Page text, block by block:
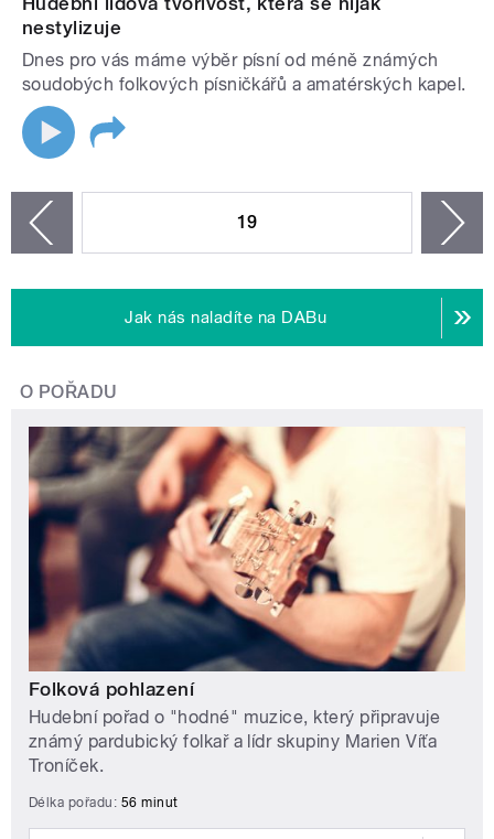
nestylizuje
Dnes pro vás máme výběr písní od méně známých
soudobých folkových písničkářů a amatérských kapel.
19
Jak nás naladíte na DABu
O POŘADU
Folková pohlazení
Hudební pořad o "hodné" muzice, který připravuje
známý pardubický folkař a lídr skupiny Marien Víťa
Troníček.
Délka pořadu: 56 minut